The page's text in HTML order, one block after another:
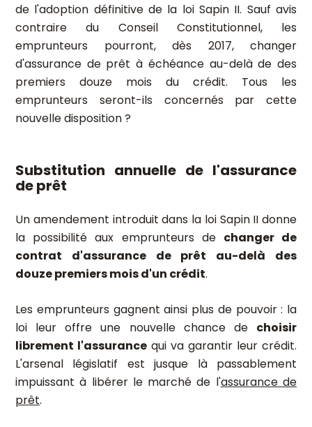
de l'adoption définitive de la loi Sapin II. Sauf avis
contraire du Conseil Constitutionnel, les
emprunteurs pourront, dès 2017, changer
d'assurance de prêt à échéance au-delà de des
premiers douze mois du crédit. Tous les
emprunteurs seront-ils concernés par cette
nouvelle disposition ?
Substitution annuelle de l'assurance
de prêt
Un amendement introduit dans la loi Sapin II donne
la possibilité aux emprunteurs de changer de
contrat d'assurance de prêt au-delà des
douze premiers mois d'un crédit.
Les emprunteurs gagnent ainsi plus de pouvoir : la
loi leur offre une nouvelle chance de choisir
librement l'assurance qui va garantir leur crédit.
L'arsenal législatif est jusque là passablement
impuissant à libérer le marché de l'assurance de
prêt.